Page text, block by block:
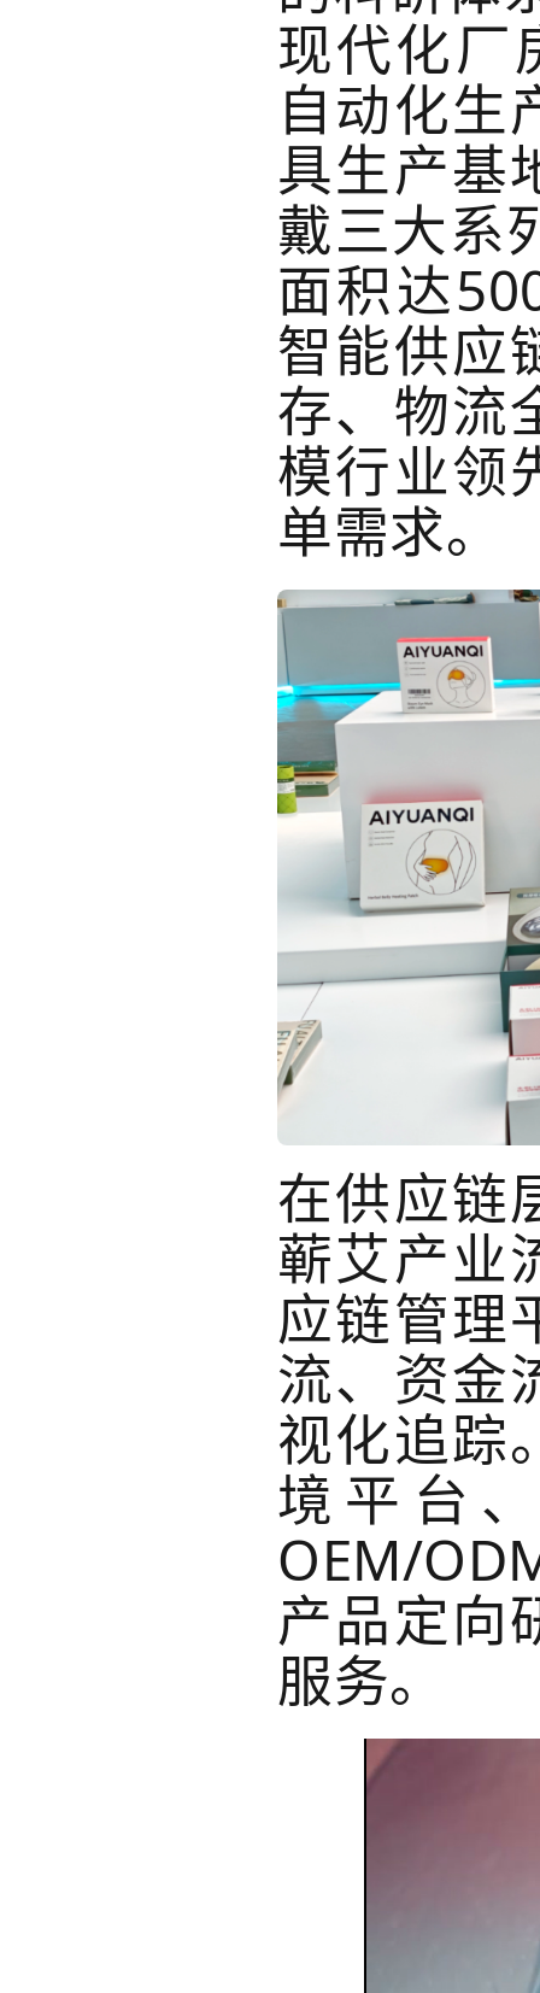
现代化厂
自动化生
具生产基
戴三大系
面积达
智能供应
存、物流
模行业领
单需求。
在供应链
蕲艾产业
应链管理
流、资金
视化追踪
境平台
OEM/
产品定向
服务。